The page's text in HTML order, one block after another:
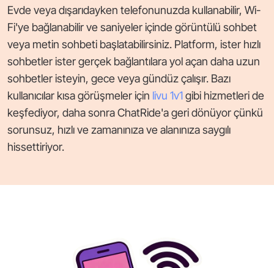
Evde veya dışarıdayken telefonunuzda kullanabilir, Wi-
Fi'ye bağlanabilir ve saniyeler içinde görüntülü sohbet
veya metin sohbeti başlatabilirsiniz. Platform, ister hızlı
sohbetler ister gerçek bağlantılara yol açan daha uzun
sohbetler isteyin, gece veya gündüz çalışır. Bazı
kullanıcılar kısa görüşmeler için livu 1v1gibi hizmetleri de
keşfediyor, daha sonra ChatRide'a geri dönüyor çünkü
sorunsuz, hızlı ve zamanınıza ve alanınıza saygılı
hissettiriyor.